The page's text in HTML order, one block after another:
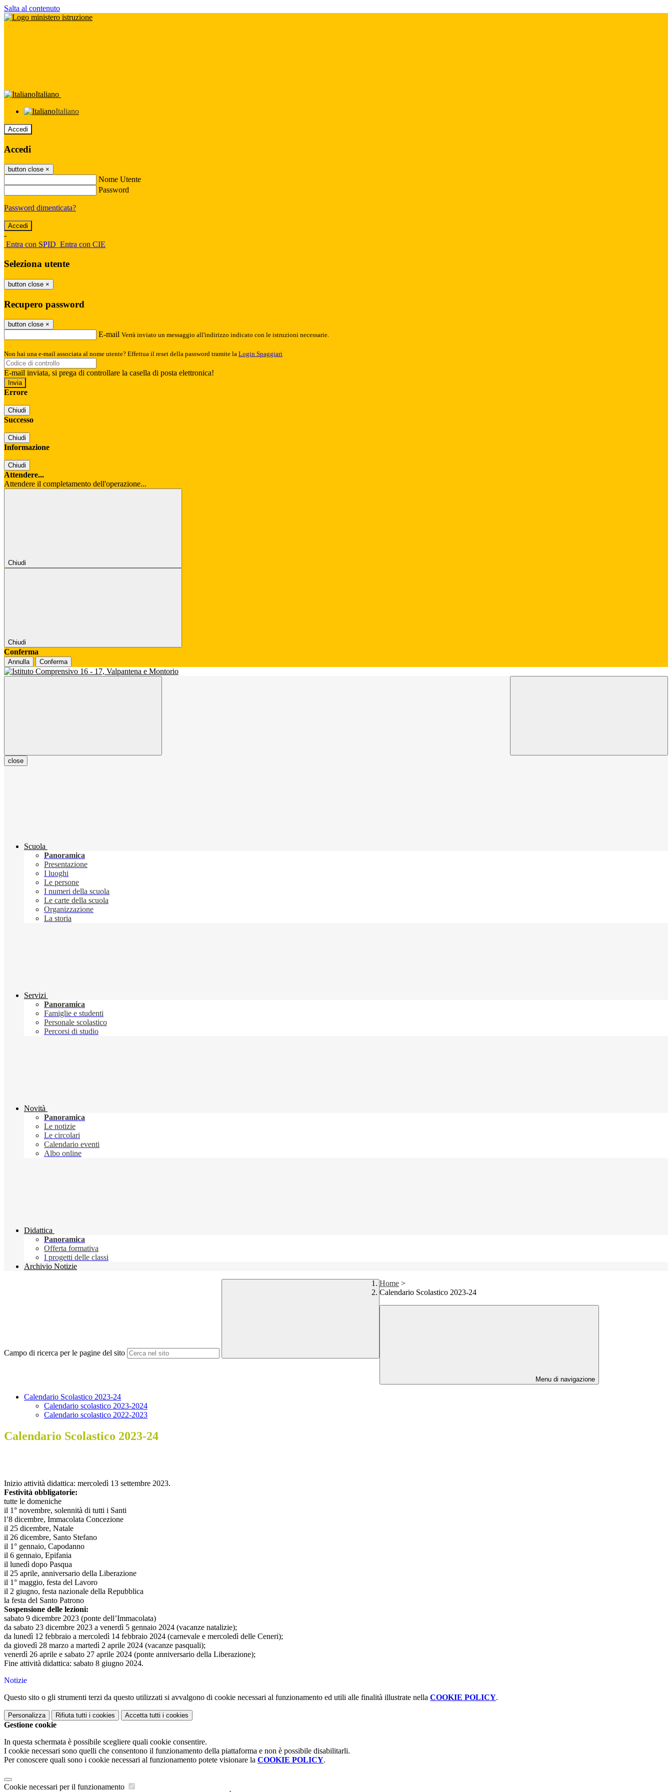
Salta al contenuto
Italiano
Italiano
Accedi
Accedi
button close ×
Nome Utente
Password
Password dimenticata?
-
Entra con SPID Entra con CIE
Seleziona utente
button close ×
Recupero password
button close ×
E-mail Verrà inviato un messaggio all'indirizzo indicato con le istruzioni necessarie.
Non hai una e-mail associata al nome utente? Effettua il reset della password tramite la Login Spaggiari
E-mail inviata, si prega di controllare la casella di posta elettronica!
Errore
Chiudi
Successo
Chiudi
Informazione
Chiudi
Attendere...
Attendere il completamento dell'operazione...
Chiudi
Chiudi
Conferma
Annulla Conferma
close
Scuola
Panoramica
Presentazione
I luoghi
Le persone
I numeri della scuola
Le carte della scuola
Organizzazione
La storia
Servizi
Panoramica
Famiglie e studenti
Personale scolastico
Percorsi di studio
Novità
Panoramica
Le notizie
Le circolari
Calendario eventi
Albo online
Didattica
Panoramica
Offerta formativa
I progetti delle classi
Archivio Notizie
Campo di ricerca per le pagine del sito
Home >
Calendario Scolastico 2023-24
Menu di navigazione
Calendario Scolastico 2023-24
Calendario scolastico 2023-2024
Calendario scolastico 2022-2023
Calendario Scolastico 2023-24
Inizio attività didattica: mercoledì 13 settembre 2023.
Festività obbligatorie:
tutte le domeniche
il 1° novembre, solennità di tutti i Santi
l’8 dicembre, Immacolata Concezione
il 25 dicembre, Natale
il 26 dicembre, Santo Stefano
il 1° gennaio, Capodanno
il 6 gennaio, Epifania
il lunedì dopo Pasqua
il 25 aprile, anniversario della Liberazione
il 1° maggio, festa del Lavoro
il 2 giugno, festa nazionale della Repubblica
la festa del Santo Patrono
Sospensione delle lezioni:
sabato 9 dicembre 2023 (ponte dell’Immacolata)
da sabato 23 dicembre 2023 a venerdì 5 gennaio 2024 (vacanze natalizie);
da lunedì 12 febbraio a mercoledì 14 febbraio 2024 (carnevale e mercoledì delle Ceneri);
da giovedì 28 marzo a martedì 2 aprile 2024 (vacanze pasquali);
venerdì 26 aprile e sabato 27 aprile 2024 (ponte anniversario della Liberazione);
Fine attività didattica: sabato 8 giugno 2024.
Notizie
Questo sito o gli strumenti terzi da questo utilizzati si avvalgono di cookie necessari al funzionamento ed utili alle finalità illustrate nella COOKIE POLICY.
Personalizza Rifiuta tutti i cookies Accetta tutti i cookies
Gestione cookie
In questa schermata è possibile scegliere quali cookie consentire.
I cookie necessari sono quelli che consentono il funzionamento della piattaforma e non è possibile disabilitarli.
Per conoscere quali sono i cookie necessari al funzionamento potete visionare la COOKIE POLICY.
Cookie necessari per il funzionamento